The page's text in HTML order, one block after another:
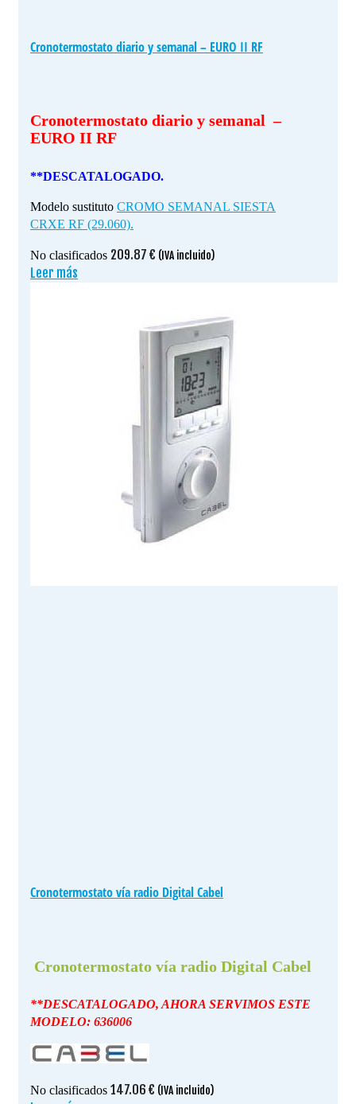
Cronotermostato diario y semanal – EURO II RF
Cronotermostato diario y semanal –
EURO II RF
**DESCATALOGADO.
Modelo sustituto CROMO SEMANAL SIESTA
CRXE RF (29.060).
No clasificados 209.87 € (IVA incluido)
Leer más
Cronotermostato vía radio Digital Cabel
Cronotermostato vía radio Digital Cabel
**DESCATALOGADO, AHORA SERVIMOS ESTE
MODELO: 636006
No clasificados 147.06 € (IVA incluido)